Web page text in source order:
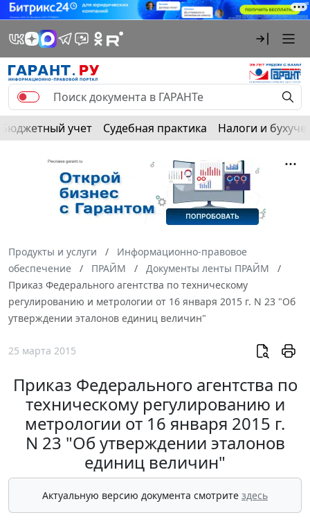
Бюджетный учет Судебная практика Налоги и
Продукты и услуги
Информационно-правовое
обеспечение
ПРАЙМ
Документы ленты ПРАЙМ
Приказ Федерального агентства по техническому
регулированию и метрологии от 16 января 2015 г. N 23 "Об
утверждении эталонов единиц величин"
25 марта 2015
Приказ Федерального агентства по
техническому регулированию и
метрологии от 16 января 2015 г.
N 23 "Об утверждении эталонов
единиц величин"
Актуальную версию документа смотрите здесь